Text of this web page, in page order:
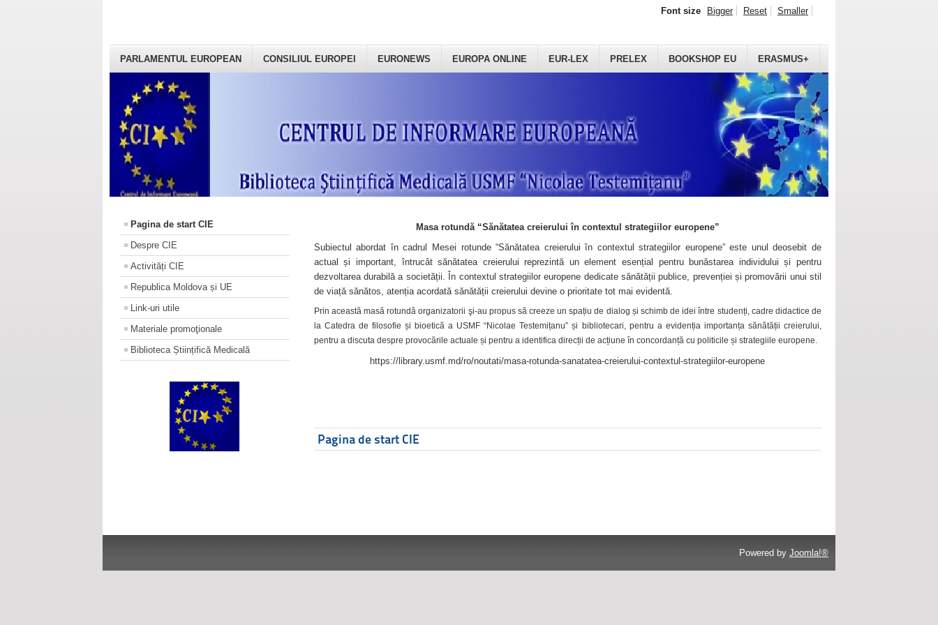
PARLAMENTUL EUROPEAN CONSILIUL EUROPEI EURONEWS EUROPA ONLINE EUR-LEX PRELEX BOOKSHOP EU ERASMUS+
Font size Bigger Reset Smaller
Pagina de start CIE
Despre CIE
Activități CIE
Republica Moldova și UE
Link-uri utile
Materiale promoţionale
Biblioteca Științifică Medicală
Masa rotundă “Sănătatea creierului în contextul strategiilor europene”
Subiectul abordat în cadrul Mesei rotunde “Sănătatea creierului în contextul strategiilor europene” este unul deosebit de
actual și important, întrucât sănătatea creierului reprezintă un element esențial pentru bunăstarea individului și pentru
dezvoltarea durabilă a societății. În contextul strategiilor europene dedicate sănătății publice, prevenției și promovării unui stil
de viață sănătos, atenția acordată sănătății creierului devine o prioritate tot mai evidentă.
Prin această masă rotundă organizatorii şi-au propus să creeze un spațiu de dialog și schimb de idei între studenți, cadre didactice de
la Catedra de filosofie și bioetică a USMF “Nicolae Testemițanu” și bibliotecari, pentru a evidenția importanța sănătății creierului,
pentru a discuta despre provocările actuale și pentru a identifica direcții de acțiune în concordanță cu politicile și strategiile europene.
https://library.usmf.md/ro/noutati/masa-rotunda-sanatatea-creierului-contextul-strategiilor-europene
Pagina de start CIE
Powered by Joomla!®